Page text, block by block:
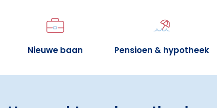
Nieuwe baan Pensioen & hypotheek